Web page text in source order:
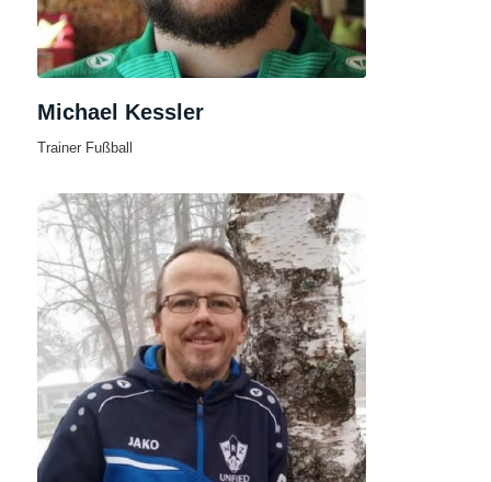
Michael Kessler
Trainer Fußball